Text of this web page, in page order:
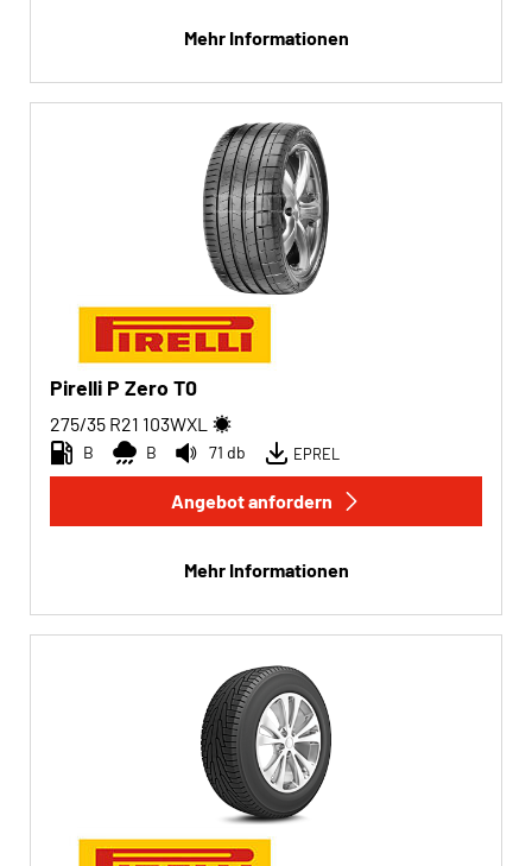
Mehr Informationen
Pirelli P Zero T0
275/35 R21 103WXL
B B 71 db EPREL
Angebot anfordern
Mehr Informationen